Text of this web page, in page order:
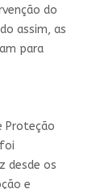
do
assim, as
para
Proteção
desde os
e